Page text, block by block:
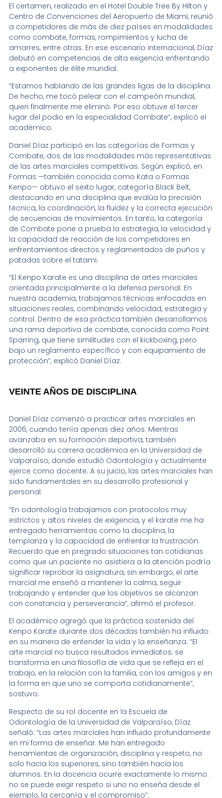
El certamen, realizado en el Hotel Double Tree By Hilton y
Centro de Convenciones del Aeropuerto de Miami, reunió
a competidores de más de diez países en modalidades
como combate, formas, rompimientos y lucha de
amarres, entre otras. En ese escenario internacional, Díaz
debutó en competencias de alta exigencia enfrentando
a exponentes de élite mundial.
“Estamos hablando de las grandes ligas de la disciplina.
De hecho, me tocó pelear con el campeón mundial,
quien finalmente me eliminó. Por eso obtuve el tercer
lugar del podio en la especialidad Combate”, explicó el
académico.
Daniel Díaz participó en las categorías de Formas y
Combate, dos de las modalidades más representativas
de las artes marciales competitivas. Según explicó, en
Formas —también conocida como Kata o Formas
Kenpo— obtuvo el sexto lugar, categoría Black Belt,
destacando en una disciplina que evalúa la precisión
técnica, la coordinación, la fluidez y la correcta ejecución
de secuencias de movimientos. En tanto, la categoría
de Combate pone a prueba la estrategia, la velocidad y
la capacidad de reacción de los competidores en
enfrentamientos directos y reglamentados de puños y
patadas sobre el tatami.
“El Kenpo Karate es una disciplina de artes marciales
orientada principalmente a la defensa personal. En
nuestra academia, trabajamos técnicas enfocadas en
situaciones reales, combinando velocidad, estrategia y
control. Dentro de esa práctica también desarrollamos
una rama deportiva de combate, conocida como Point
Sparring, que tiene similitudes con el kickboxing, pero
bajo un reglamento específico y con equipamiento de
protección”, explicó Daniel Díaz.
VEINTE AÑOS DE DISCIPLINA
Daniel Díaz comenzó a practicar artes marciales en
2006, cuando tenía apenas diez años. Mientras
avanzaba en su formación deportiva, también
desarrolló su carrera académica en la Universidad de
Valparaíso, donde estudió Odontología y actualmente
ejerce como docente. A su juicio, las artes marciales han
sido fundamentales en su desarrollo profesional y
personal.
“En odontología trabajamos con protocolos muy
estrictos y altos niveles de exigencia, y el karate me ha
entregado herramientas como la disciplina, la
templanza y la capacidad de enfrentar la frustración.
Recuerdo que en pregrado situaciones tan cotidianas
como que un paciente no asistiera a la atención podría
significar reprobar la asignatura, sin embargo, el arte
marcial me enseñó a mantener la calma, seguir
trabajando y entender que los objetivos se alcanzan
con constancia y perseverancia”, afirmó el profesor.
El académico agregó que la práctica sostenida del
Kenpo Karate durante dos décadas también ha influido
en su manera de entender la vida y la enseñanza: “El
arte marcial no busca resultados inmediatos; se
transforma en una filosofía de vida que se refleja en el
trabajo, en la relación con la familia, con los amigos y en
la forma en que uno se comporta cotidianamente”,
sostuvo.
Respecto de su rol docente en la Escuela de
Odontología de la Universidad de Valparaíso, Díaz
señaló: “Las artes marciales han influido profundamente
en mi forma de enseñar. Me han entregado
herramientas de organización, disciplina y respeto, no
solo hacia los superiores, sino también hacia los
alumnos. En la docencia ocurre exactamente lo mismo:
no se puede exigir respeto si uno no enseña desde el
ejemplo, la cercanía y el compromiso”.